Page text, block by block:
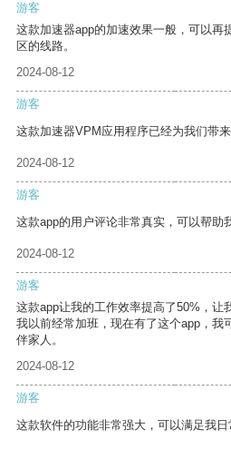
游客
这款加速器app的加速效果一般，可以再
区的线路。
2024-08-12
游客
这款加速器VPM应用程序已经为我们带
2024-08-12
游客
这款app的用户评论非常真实，可以帮助
2024-08-12
游客
这款app让我的工作效率提高了50%，让
我以前经常加班，现在有了这个app，我
伴家人。
2024-08-12
游客
这款软件的功能非常强大，可以满足我日